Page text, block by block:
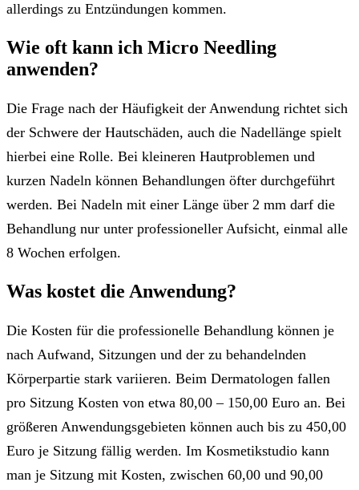
allerdings zu Entzündungen kommen.
Wie oft kann ich Micro Needling
anwenden?
Die Frage nach der Häufigkeit der Anwendung richtet sich
der Schwere der Hautschäden, auch die Nadellänge spielt
hierbei eine Rolle. Bei kleineren Hautproblemen und
kurzen Nadeln können Behandlungen öfter durchgeführt
werden. Bei Nadeln mit einer Länge über 2 mm darf die
Behandlung nur unter professioneller Aufsicht, einmal alle
8 Wochen erfolgen.
Was kostet die Anwendung?
Die Kosten für die professionelle Behandlung können je
nach Aufwand, Sitzungen und der zu behandelnden
Körperpartie stark variieren. Beim Dermatologen fallen
pro Sitzung Kosten von etwa 80,00 – 150,00 Euro an. Bei
größeren Anwendungsgebieten können auch bis zu 450,00
Euro je Sitzung fällig werden. Im Kosmetikstudio kann
man je Sitzung mit Kosten, zwischen 60,00 und 90,00